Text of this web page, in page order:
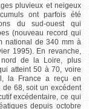
pluvieux et neigeux
ont parfois été
du sud-ouest qui
(nouveau record qui
national de 340 mm à
1995). En revanche,
de la Loire, plus
atteint 50 à 70, voire
la France a reçu en
68, soit un excédent
excédentaire, ce qui
depuis octobre